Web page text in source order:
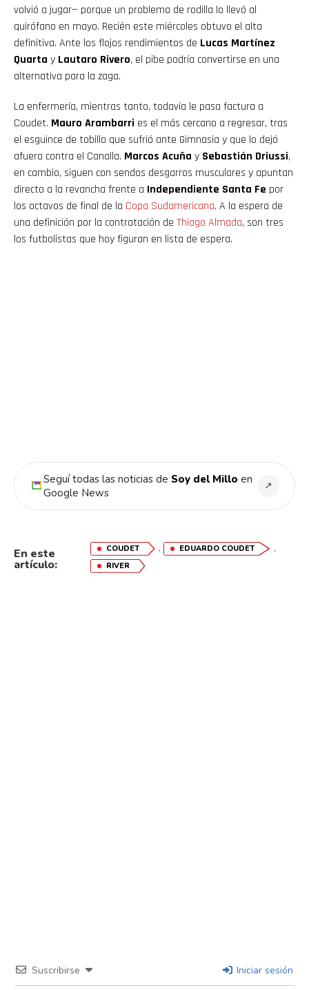
volvió a jugar— porque un problema de rodilla lo llevó al
quirófano en mayo. Recién este miércoles obtuvo el alta
definitiva. Ante los flojos rendimientos de Lucas Martínez
Quarta y Lautaro Rivero, el pibe podría convertirse en una
alternativa para la zaga.
La enfermería, mientras tanto, todavía le pasa factura a
Coudet. Mauro Arambarri es el más cercano a regresar, tras
el esguince de tobillo que sufrió ante Gimnasia y que lo dejó
afuera contra el Canalla. Marcos Acuña y Sebastián Driussi,
en cambio, siguen con sendos desgarros musculares y apuntan
directo a la revancha frente a Independiente Santa Fe por
los octavos de final de la Copa Sudamericana. A la espera de
una definición por la contratación de Thiago Almada, son tres
los futbolistas que hoy figuran en lista de espera.
Seguí todas las noticias de Soy del Millo en
Google News
↗
En este
artículo:
COUDET , EDUARDO COUDET ,
RIVER
Suscribirse Iniciar sesión